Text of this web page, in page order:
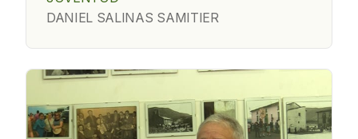
DANIEL SALINAS SAMITIER